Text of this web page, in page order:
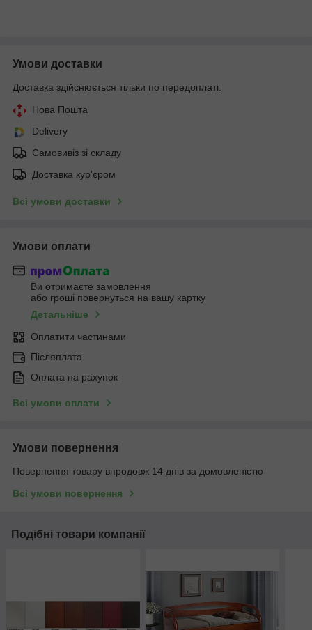
Умови доставки
Доставка здійснюється тільки по передоплаті.
Нова Пошта
Delivery
Самовивіз зі складу
Доставка кур'єром
Всі умови доставки
Умови оплати
Ви отримаєте замовлення
або гроші повернуться на вашу картку
Детальніше
Оплатити частинами
Післяплата
Оплата на рахунок
Всі умови оплати
Умови повернення
Повернення товару впродовж 14 днів за домовленістю
Всі умови повернення
Подібні товари компанії